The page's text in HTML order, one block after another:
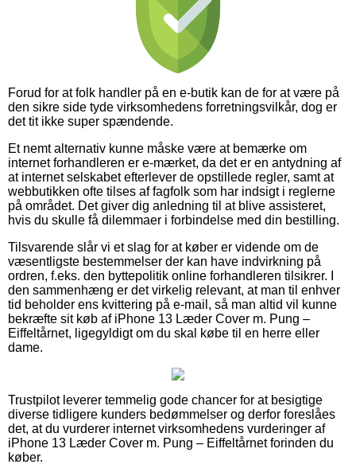
Forud for at folk handler på en e-butik kan de for at være på
den sikre side tyde virksomhedens forretningsvilkår, dog er
det tit ikke super spændende.
Et nemt alternativ kunne måske være at bemærke om
internet forhandleren er e-mærket, da det er en antydning af
at internet selskabet efterlever de opstillede regler, samt at
webbutikken ofte tilses af fagfolk som har indsigt i reglerne
på området. Det giver dig anledning til at blive assisteret,
hvis du skulle få dilemmaer i forbindelse med din bestilling.
Tilsvarende slår vi et slag for at køber er vidende om de
væsentligste bestemmelser der kan have indvirkning på
ordren, f.eks. den byttepolitik online forhandleren tilsikrer. I
den sammenhæng er det virkelig relevant, at man til enhver
tid beholder ens kvittering på e-mail, så man altid vil kunne
bekræfte sit køb af iPhone 13 Læder Cover m. Pung –
Eiffeltårnet, ligegyldigt om du skal købe til en herre eller
dame.
Trustpilot leverer temmelig gode chancer for at besigtige
diverse tidligere kunders bedømmelser og derfor foreslåes
det, at du vurderer internet virksomhedens vurderinger af
iPhone 13 Læder Cover m. Pung – Eiffeltårnet forinden du
køber.